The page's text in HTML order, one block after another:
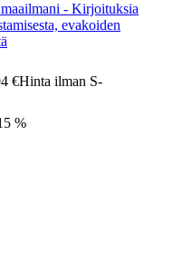
- Kirjoituksia
evakoiden
€Hinta ilman S-
%